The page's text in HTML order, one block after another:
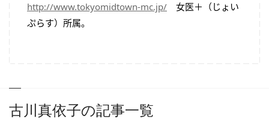
http://www.tokyomidtown-mc.jp/ 女医＋（じょい
ぷらす）所属。
古川真依子の記事一覧